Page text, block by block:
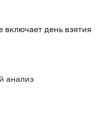
день взятия
анализ